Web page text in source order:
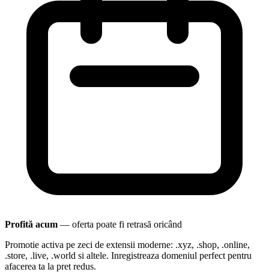
Profită acum — oferta poate fi retrasă oricând
Promotie activa pe zeci de extensii moderne: .xyz, .shop, .online,
.store, .live, .world si altele. Inregistreaza domeniul perfect pentru
afacerea ta la pret redus.